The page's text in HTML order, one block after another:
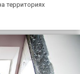
территориях